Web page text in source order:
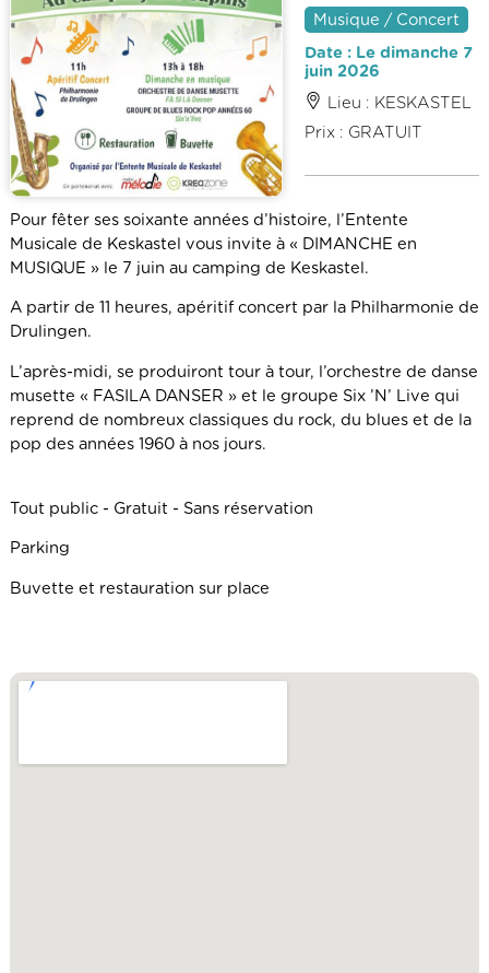
Musique / Concert
Date : Le dimanche 7
juin 2026
Lieu : KESKASTEL
Prix : GRATUIT
Pour fêter ses soixante années d’histoire, l’Entente
Musicale de Keskastel vous invite à « DIMANCHE en
MUSIQUE » le 7 juin au camping de Keskastel.
A partir de 11 heures, apéritif concert par la Philharmonie de
Drulingen.
L’après-midi, se produiront tour à tour, l’orchestre de danse
musette « FASILA DANSER » et le groupe Six ’N’ Live qui
reprend de nombreux classiques du rock, du blues et de la
pop des années 1960 à nos jours.
Tout public - Gratuit - Sans réservation
Parking
Buvette et restauration sur place